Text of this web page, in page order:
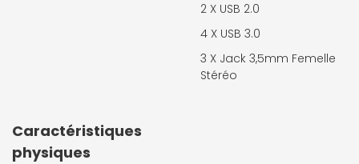
2 X USB 2.0
4 X USB 3.0
3 X Jack 3,5mm Femelle
Stéréo
Caractéristiques
physiques